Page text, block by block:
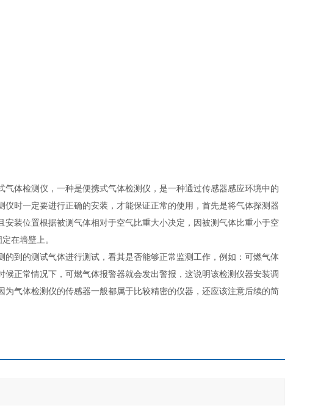
检测仪，一种是便携式气体检测仪，是一种通过传感器感应环境中的
时一定要进行正确的安装，才能保证正常的使用，首先是将气体探测器
装位置根据被测气体相对于空气比重大小决定，因被测气体比重小于空
在墙壁上。
到的测试气体进行测试，看其是否能够正常监测工作，例如：可燃气体
正常情况下，可燃气体报警器就会发出警报，这说明该检测仪器安装调
气体检测仪的传感器一般都属于比较精密的仪器，还应该注意后续的简